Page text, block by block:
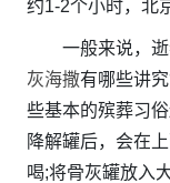
约1-2个小时，北
一般来说，逝
灰海撒有哪些讲
些基本的殡葬习
降解罐后，会在
喝;将骨灰罐放入